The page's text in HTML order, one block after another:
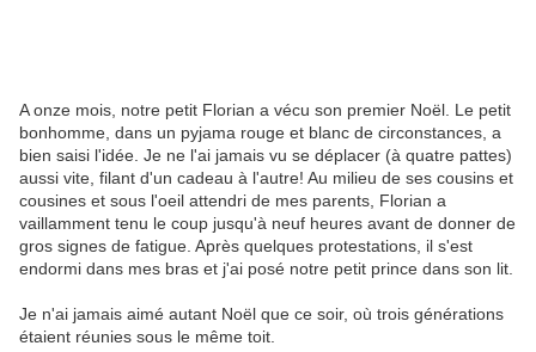
A onze mois, notre petit Florian a vécu son premier Noël. Le petit
bonhomme, dans un pyjama rouge et blanc de circonstances, a
bien saisi l'idée. Je ne l'ai jamais vu se déplacer (à quatre pattes)
aussi vite, filant d'un cadeau à l'autre! Au milieu de ses cousins et
cousines et sous l'oeil attendri de mes parents, Florian a
vaillamment tenu le coup jusqu'à neuf heures avant de donner de
gros signes de fatigue. Après quelques protestations, il s'est
endormi dans mes bras et j'ai posé notre petit prince dans son lit.
Je n'ai jamais aimé autant Noël que ce soir, où trois générations
étaient réunies sous le même toit.